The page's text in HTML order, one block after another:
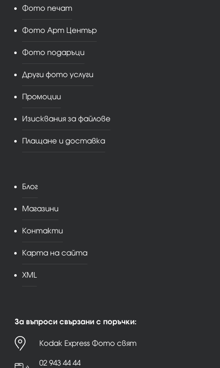
Фото печат
Фото Арт Център
Фото подаръци
Други фото услуги
Промоции
Изисквания за файлове
Плащане и доставка
Блог
Магазини
Контакти
Карта на сайта
XML
За въпроси свързани с поръчки:
Kodak Express Фото свят
02 943 44 44